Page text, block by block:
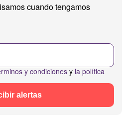
cuando tengamos
y condiciones y la política
alertas